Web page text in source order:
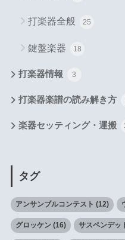
打楽器全般 25
鍵盤楽器 18
打楽器情報 3
打楽器楽譜の読み解き方
楽器セッティング・運搬
タグ
アンサンブルコンテスト (12)
グロッケン(16) サスペンデッ